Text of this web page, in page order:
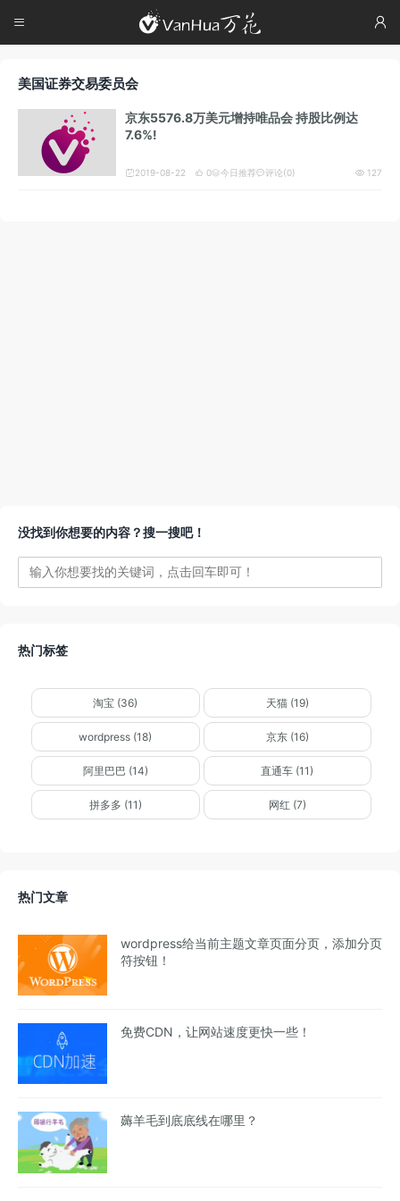

 
美国证券交易委员会
京东5576.8万美元增持唯品会 持股比例达
7.6%!
 2019-08-22  0  127
今日推荐评论(0)
没找到你想要的内容？搜一搜吧！
热门标签
淘宝 (36) 天猫 (19)
wordpress (18) 京东 (16)
阿里巴巴 (14) 直通车 (11)
拼多多 (11) 网红 (7)
热门文章
wordpress给当前主题文章页面分页，添加分页
符按钮！
免费CDN，让网站速度更快一些！
薅羊毛到底底线在哪里？